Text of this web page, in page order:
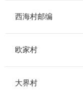
西海村邮编
欧家村
大界村